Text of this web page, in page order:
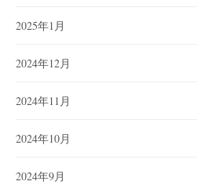
2025年1月
2024年12月
2024年11月
2024年10月
2024年9月